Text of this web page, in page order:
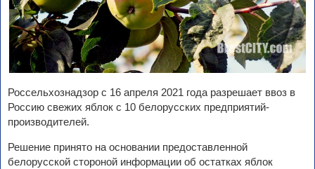
Россельхознадзор с 16 апреля 2021 года разрешает ввоз в
Россию свежих яблок с 10 белорусских предприятий-
производителей.
Решение принято на основании предоставленной
белорусской стороной информации об остатках яблок